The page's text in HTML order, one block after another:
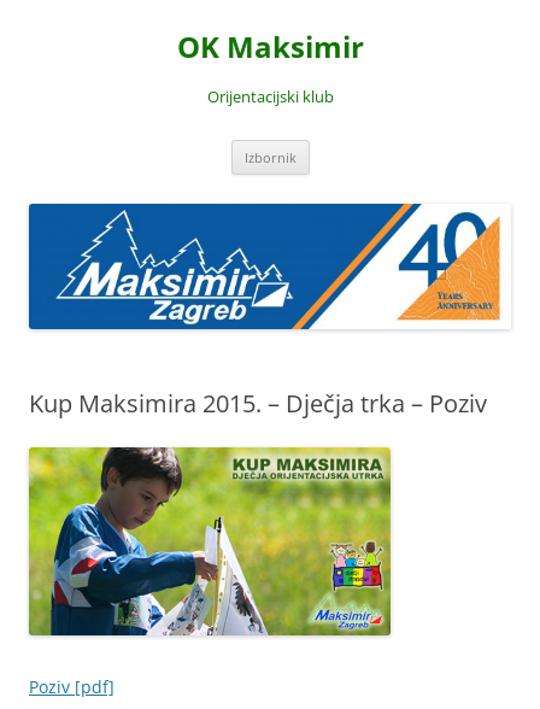
OK Maksimir
Orijentacijski klub
Izbornik
Kup Maksimira 2015. – Dječja trka – Poziv
Poziv [pdf]